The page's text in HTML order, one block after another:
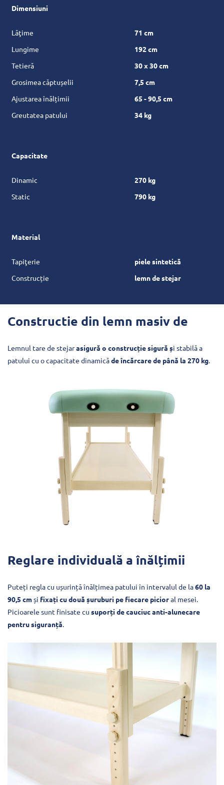
Dimensiuni
Lăţime
71 cm
Lungime
192 cm
Tetieră
30 x 30 cm
Grosimea căptușelii
7,5 cm
Ajustarea înălțimii
65 - 90,5 cm
Greutatea patului
34 kg
Capacitate
Dinamic
270 kg
Static
790 kg
Material
Tapiţerie
piele sintetică
Construcție
lemn de stejar
Constructie din lemn masiv de
Lemnul tare de stejarasigură o construcție sigură și stabilă a
patului cu o capacitate dinamicăde încărcare de până la 270 kg
Reglare individuală a înălțimii
Puteți regla cu ușurință înălțimea patului în intervalul de la60 la
90,5 cmși fixați cu două șuruburi pe fiecare picioral mesei.
Picioarele sunt finisate cu suporți de cauciuc anti-alunecare
pentru siguranță.